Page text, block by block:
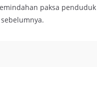
paksa penduduk